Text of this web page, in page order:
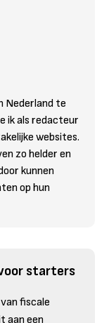
Nederland te
ik als redacteur
websites.
zo helder en
kunnen
op hun
starters
fiscale
aan een